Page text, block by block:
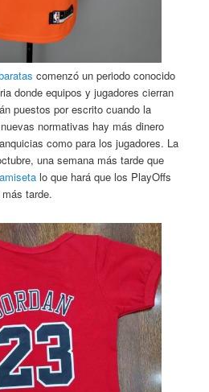
comenzó un periodo conocido
donde equipos y jugadores cierran
puestos por escrito cuando la
normativas hay más dinero
como para los jugadores. La
una semana más tarde que
lo que hará que los PlayOffs
tarde.